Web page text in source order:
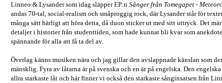
Linneo & Lysander som idag släpper EP:n Sånger från Tomegapet -
andas 70-tal, social-realism och småproggig rock, där Lysander står för
många sätt härligt att höra detta, då duon sticker ut med sitt uttryck. Det
detaljer i historier från studenttiden, som hade kunnat bli kvar som
spännande för alla att få ta del av.
Överlag känns musiken nära och jag gillar den avslappnade känslan som
mänsklig. Fyra av låtarna är på svenska och en är på engelska. Den
allra starkaste låt och här finner vi också den starkaste sånginsatsen från